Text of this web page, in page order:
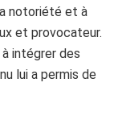
notoriété et à
et provocateur.
intégrer des
lui a permis de